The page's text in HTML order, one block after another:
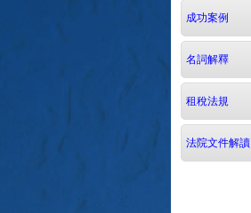
成功案例
名詞解釋
租稅法規
法院文件解讀